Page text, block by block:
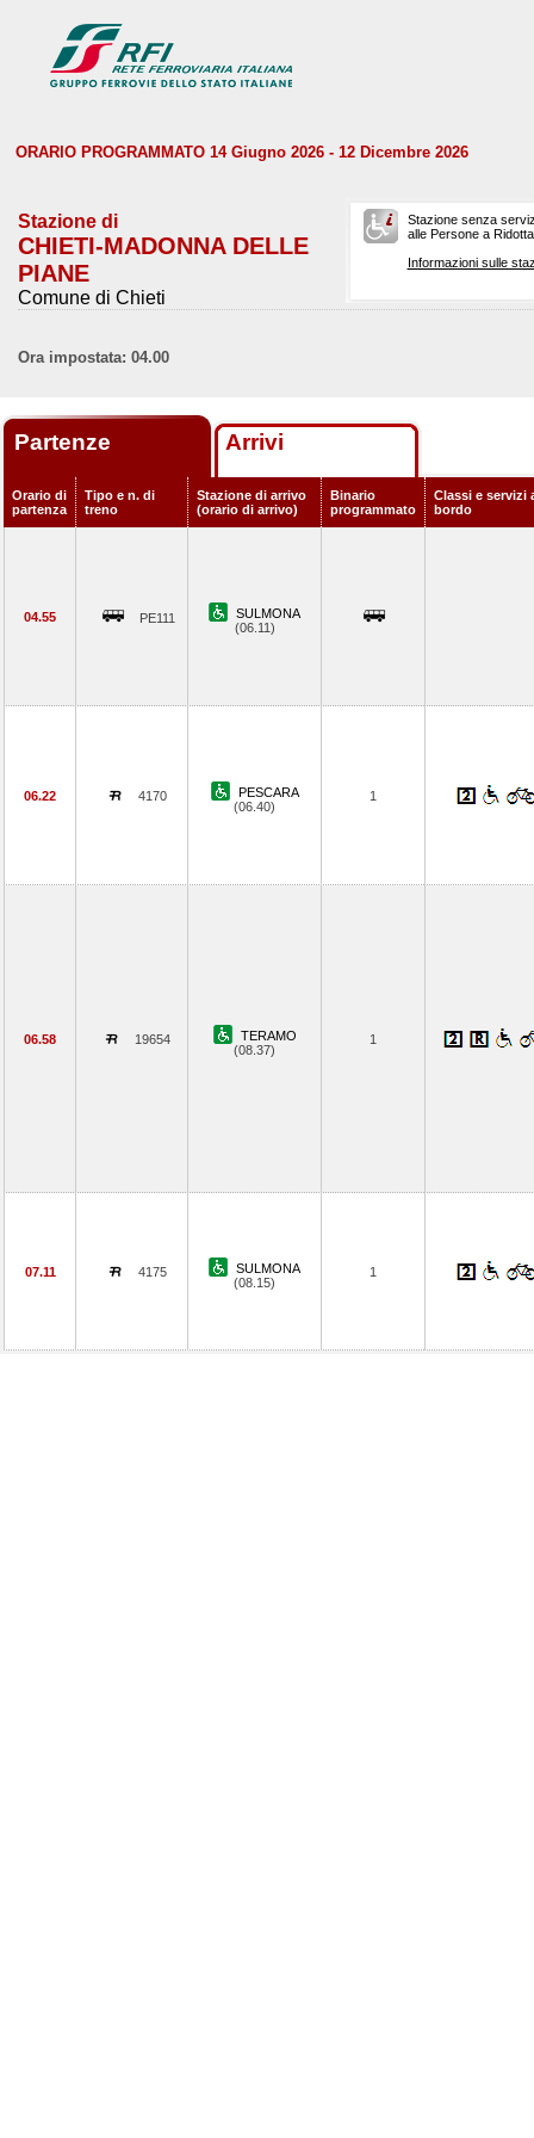
ORARIO PROGRAMMATO 14 Giugno 2026 - 12 Dicembre 2026
Stazione di
CHIETI-MADONNA DELLE
PIANE
Comune di Chieti
Stazione senza
alle Persone a
Informazioni sulle
Ora impostata: 04.00
Partenze Arrivi
Orario di
partenza
Tipo e n. di
treno
Stazione di arrivo
(orario di arrivo)
Binario
programmato
Classi e servizi
bordo
04.55 PE111
SULMONA
(06.11)
06.22 4170
PESCARA
(06.40)
1
06.58 19654
TERAMO
(08.37)
1
07.11 4175
SULMONA
(08.15)
1